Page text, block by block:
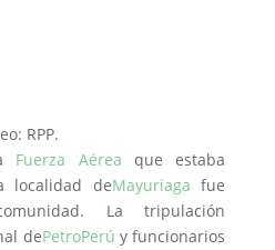
RPP.
Fuerza Aérea que estaba
localidad deMayuriaga fue
La tripulación
dePetroPerú y funcionarios